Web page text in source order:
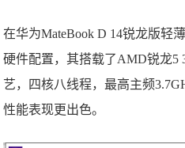
在华为MateBook D 14锐龙版轻
硬件配置，其搭载了AMD锐龙5
艺，四核八线程，最高主频
性能表现更出色。